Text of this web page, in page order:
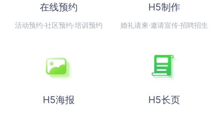
在线预约
活动预约·社区预约·培训预约
H5制作
婚礼请柬·邀请宣传·招聘招生
H5海报 H5长页